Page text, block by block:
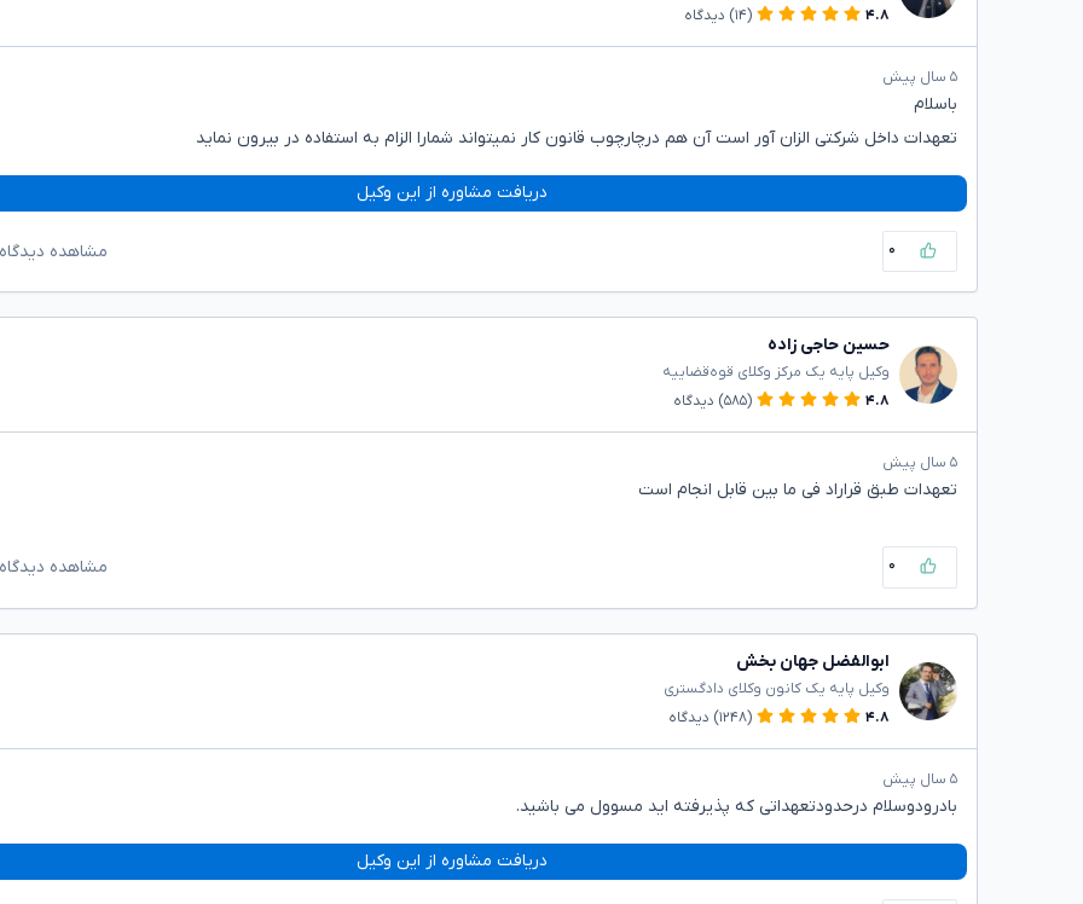
۴.۸
(۱۴) دیدگاه
۵ سال پیش
باسلام
تعهدات داخل شرکتی الزان آور است آن هم درچارچوب قانون کار نمیتواند شمارا الزام به استفاده در بیرون نماید
دریافت مشاوره از این وکیل
۰ مشاهده
حسین حاجی زاده
وکیل پایه یک مرکز وکلای قوه‌قضاییه
۴.۸
(۵۸۵) دیدگاه
۵ سال پیش
تعهدات طبق قراراد فی ما بین قابل انجام است
۰ مشاهده
ابوالفضل جهان بخش
وکیل پایه یک کانون وکلای دادگستری
۴.۸
(۱۲۴۸) دیدگاه
۵ سال پیش
بادرودوسلام درحدودتعهداتی که پذیرفته اید مسوول می باشید.
دریافت مشاوره از این وکیل